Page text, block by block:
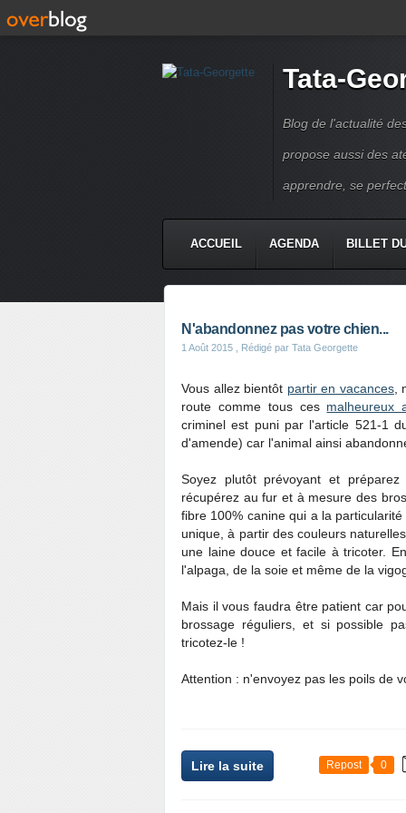
Tata-
Blog de l'actualité
propose aussi des
apprendre, se
ACCUEIL AGENDA BILLET
N'abandonnez pas votre chien...
1 Août 2015 , Rédigé par Tata Georgette
Vous allez bientôt partir en vacances,
route comme tous ces malheureux
criminel est puni par l'article 521-1
d'amende) car l'animal ainsi
Soyez plutôt prévoyant et
récupérez au fur et à mesure des
fibre 100% canine qui a la
unique, à partir des couleurs
une laine douce et facile à tricoter.
l'alpaga, de la soie et même de la
Mais il vous faudra être patient car
brossage réguliers, et si possible
tricotez-le !
Attention : n'envoyez pas les poils de
Lire la suite Repost 0